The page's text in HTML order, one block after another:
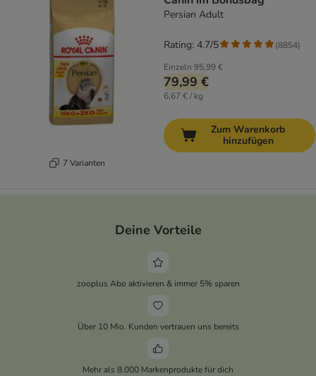
7 Varianten
Persian Adult
Einzeln 95,99 €
79,99 €
6,67 € / kg
Rating: 4.7/5 (8854)
Zum Warenkorb
hinzufügen
Deine Vorteile
zooplus Abo aktivieren & immer 5% sparen
Über 10 Mio. Kunden vertrauen uns bereits
Mehr als 8.000 Markenprodukte für dich